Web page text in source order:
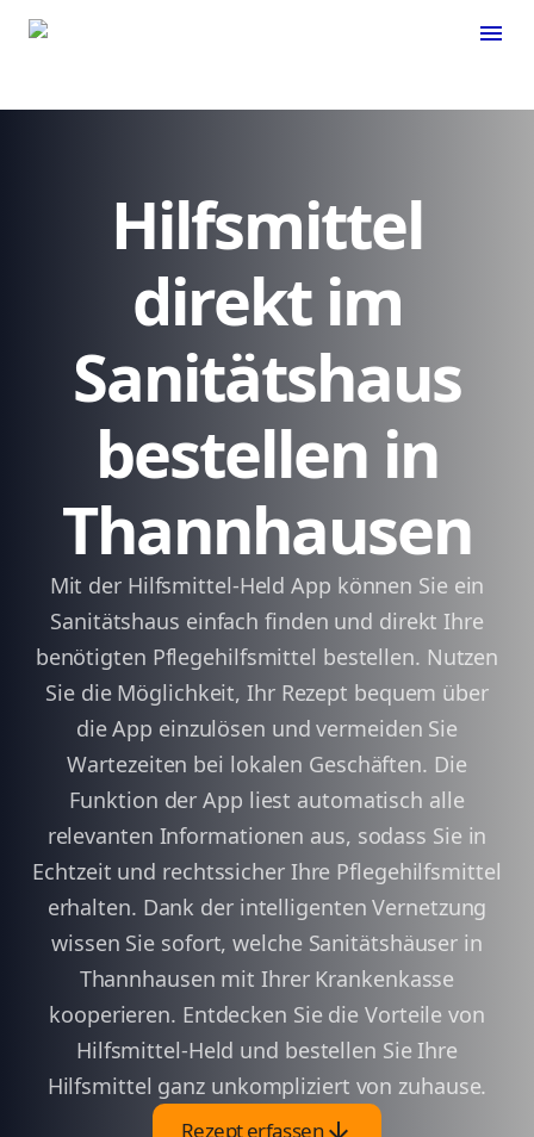
menu
Hilfsmittel
direkt im
Sanitätshaus
bestellen in
Thannhausen
Mit der Hilfsmittel-Held App können Sie ein
Sanitätshaus einfach finden und direkt Ihre
benötigten Pflegehilfsmittel bestellen. Nutzen
Sie die Möglichkeit, Ihr Rezept bequem über
die App einzulösen und vermeiden Sie
Wartezeiten bei lokalen Geschäften. Die
Funktion der App liest automatisch alle
relevanten Informationen aus, sodass Sie in
Echtzeit und rechtssicher Ihre Pflegehilfsmittel
erhalten. Dank der intelligenten Vernetzung
wissen Sie sofort, welche Sanitätshäuser in
Thannhausen mit Ihrer Krankenkasse
kooperieren. Entdecken Sie die Vorteile von
Hilfsmittel-Held und bestellen Sie Ihre
Hilfsmittel ganz unkompliziert von zuhause.
Rezept erfassen